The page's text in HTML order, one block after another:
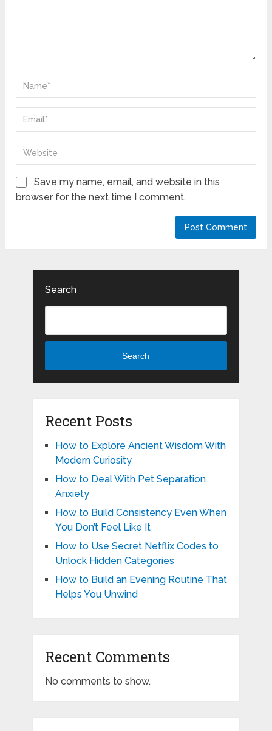
Save my name, email, and website in this
browser for the next time I comment.
Search
Search
Recent Posts
How to Explore Ancient Wisdom With
Modern Curiosity
How to Deal With Pet Separation
Anxiety
How to Build Consistency Even When
You Don’t Feel Like It
How to Use Secret Netflix Codes to
Unlock Hidden Categories
How to Build an Evening Routine That
Helps You Unwind
Recent Comments
No comments to show.